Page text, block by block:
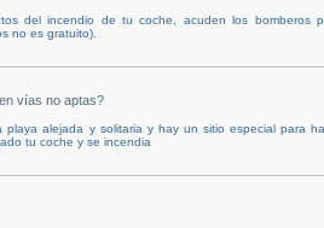
del incendio de tu coche, acuden los bomberos
no es gratuito).
vías no aptas?
alejada y solitaria y hay un sitio especial para
tu coche y se incendia